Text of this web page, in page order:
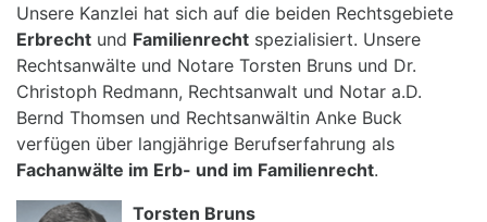
Unsere Kanzlei hat sich auf die beiden Rechtsgebiete
Erbrecht und Familienrecht spezialisiert. Unsere
Rechtsanwälte und Notare Torsten Bruns und Dr.
Christoph Redmann, Rechtsanwalt und Notar a.D.
Bernd Thomsen und Rechtsanwältin Anke Buck
verfügen über langjährige Berufserfahrung als
Fachanwälte im Erb- und im Familienrecht.
Torsten Bruns